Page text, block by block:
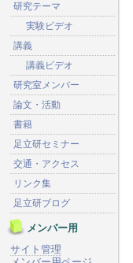
研究テーマ
実験ビデオ
講義
講義ビデオ
研究室メンバー
論文・活動
書籍
足立研セミナー
交通・アクセス
リンク集
足立研ブログ
メンバー用
サイト管理